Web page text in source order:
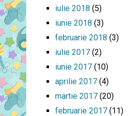
iulie 2018 (5)
iunie 2018 (3)
februarie 2018 (3)
iulie 2017 (2)
iunie 2017 (10)
aprilie 2017 (4)
martie 2017 (20)
februarie 2017 (11)